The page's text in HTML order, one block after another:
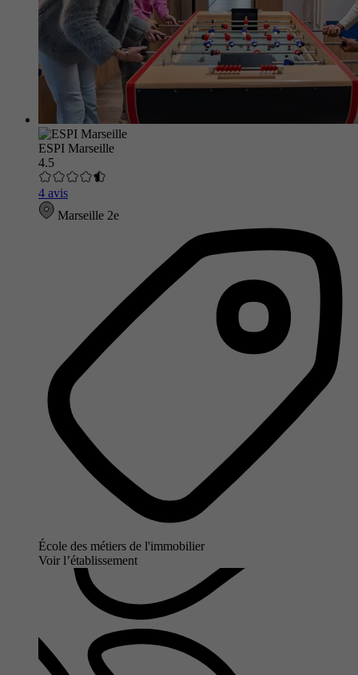
ESPI Marseille
4.5
4 avis
Marseille 2e
École des métiers de l'immobilier
Voir l’établissement